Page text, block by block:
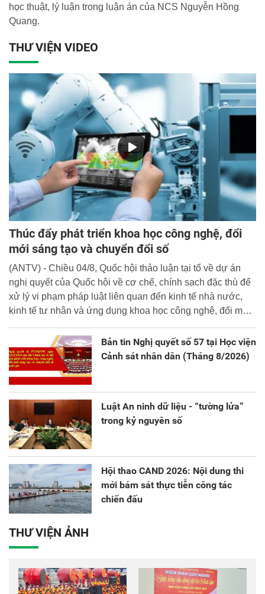
học thuật, lý luận trong luận án của NCS Nguyễn Hồng
Quang.
THƯ VIỆN VIDEO
Thúc đẩy phát triển khoa học công nghệ, đổi
mới sáng tạo và chuyển đổi số
(ANTV) - Chiều 04/8, Quốc hội thảo luận tại tổ về dự án
nghị quyết của Quốc hội về cơ chế, chính sạch đặc thù để
xử lý vi phạm pháp luật liên quan đến kinh tế nhà nước,
kinh tế tư nhân và ứng dụng khoa học công nghệ, đổi mới
sáng tạo và chuyển đổi số.
Bản tin Nghị quyết số 57 tại Học viện
Cảnh sát nhân dân (Tháng 8/2026)
Luật An ninh dữ liệu - “tường lửa”
trong kỷ nguyên số
Hội thao CAND 2026: Nội dung thi
mới bám sát thực tiễn công tác
chiến đấu
THƯ VIỆN ẢNH